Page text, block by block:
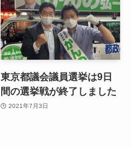
東京都議会議員選挙は9日
間の選挙戦が終了しました
2021年7月3日